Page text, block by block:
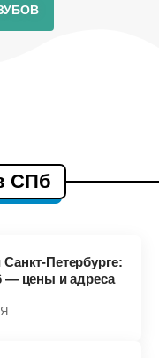
СПб
Петербурге:
— цены и адреса